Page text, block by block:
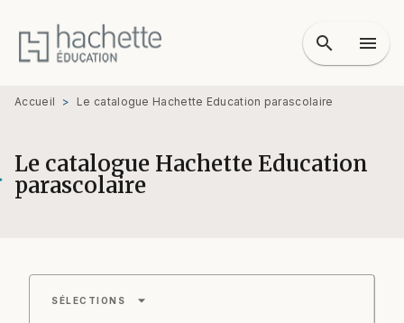
MENU RECHERCHE
PIED DE PAGE
search menu
Accueil > Le catalogue Hachette Education parascolaire
Le catalogue Hachette Education
parascolaire
SÉLECTIONS arrow_drop_down